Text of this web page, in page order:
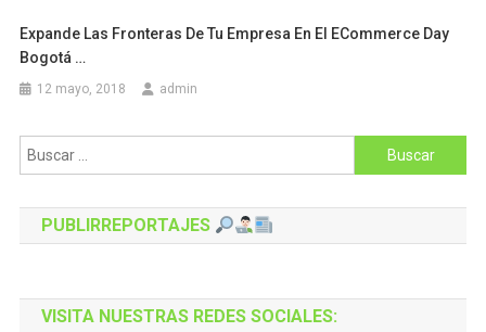
Expande Las Fronteras De Tu Empresa En El ECommerce Day
Bogotá …
12 mayo, 2018 admin
Buscar:
PUBLIRREPORTAJES
VISITA NUESTRAS REDES SOCIALES: